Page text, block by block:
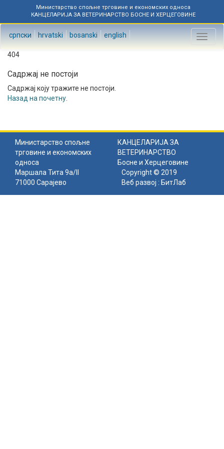
Министарство спољне трговине и економских односа
КАНЦЕЛАРИЈА ЗА ВЕТЕРИНАРСТВО БОСНЕ И ХЕРЦЕГОВИНЕ
српски hrvatski bosanski english
Toggle
404
Садржај не постоји
Садржај коју тражите не постоји.
Назад на почетну
Министарство спољне
трговине и економских
односа
КАНЦЕЛАРИЈА ЗА
ВЕТЕРИНАРСТВО
Босне и Херцеговине
Маршала Тита 9а/II
71000 Сарајево
Copyright © 2019
Веб развој : БитЛаб